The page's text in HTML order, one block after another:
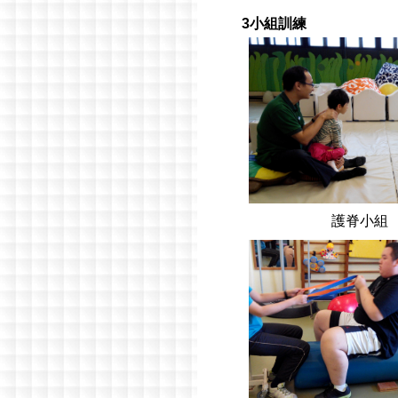
3小組訓練
護脊小組